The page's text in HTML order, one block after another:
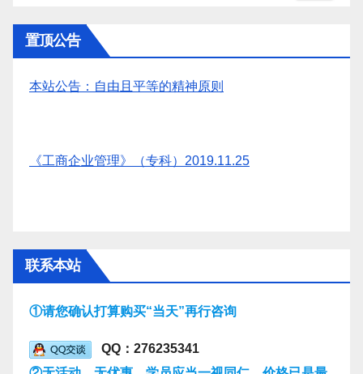
置顶公告
本站公告：自由且平等的精神原则
《工商企业管理》（专科）2019.11.25
联系本站
①请您确认打算购买“当天”再行咨询
QQ：276235341